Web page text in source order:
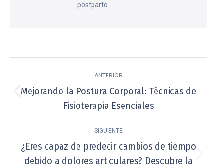
postparto.
entre
publicaciones
ANTERIOR
Publicación
anterior:
Mejorando la Postura Corporal: Técnicas de
Fisioterapia Esenciales
SIGUIENTE
Publicación
¿Eres capaz de predecir cambios de tiempo
debido a dolores articulares? Descubre la